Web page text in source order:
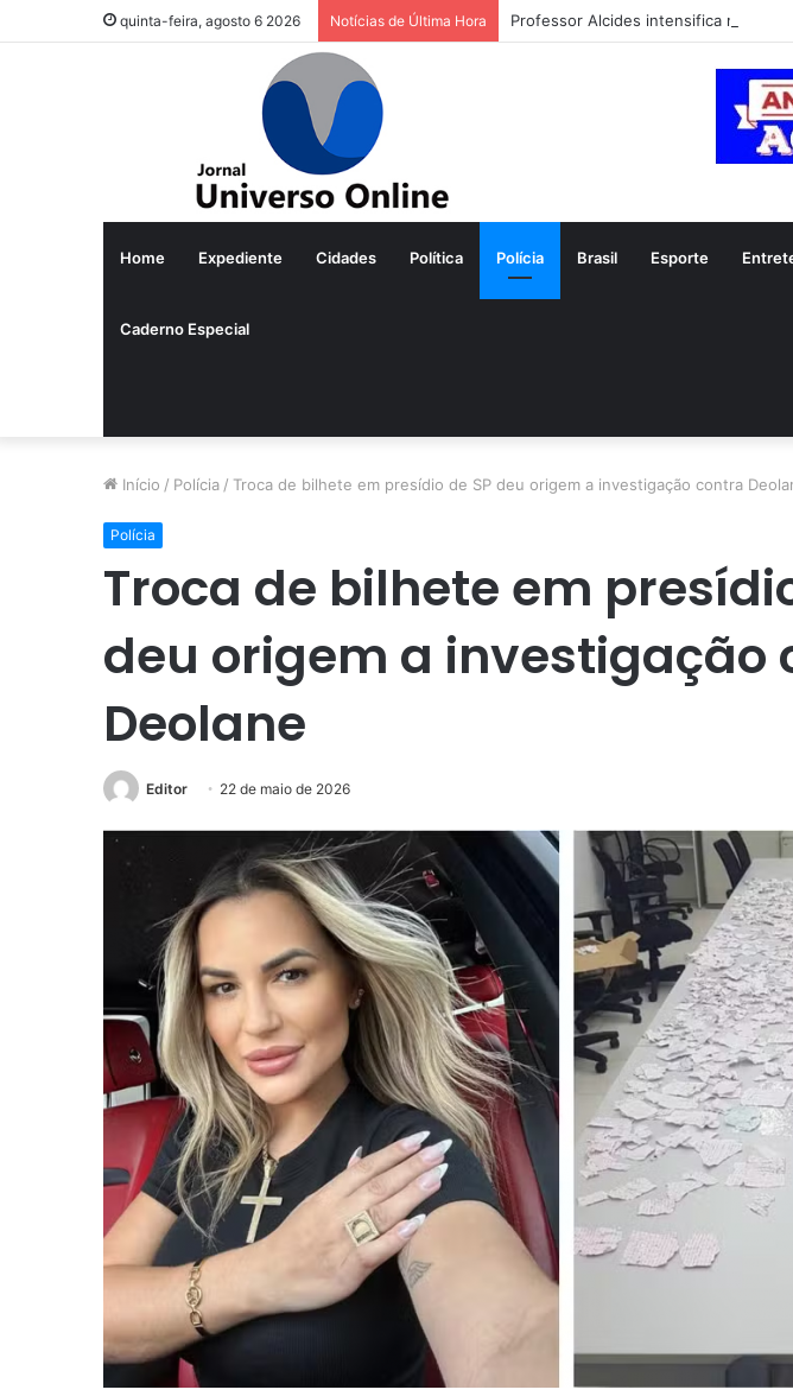
quinta-feira, agosto 6 2026 Notícias de Última Hora Professor Alcides intensifica
Home Expediente Cidades Política Polícia Brasil Esporte
Caderno Especial
Início / Polícia / Troca de bilhete em presídio de SP deu origem a investigação contra
Polícia
Troca de bilhete em
deu origem a investigação
Deolane
Editor 22 de maio de 2026